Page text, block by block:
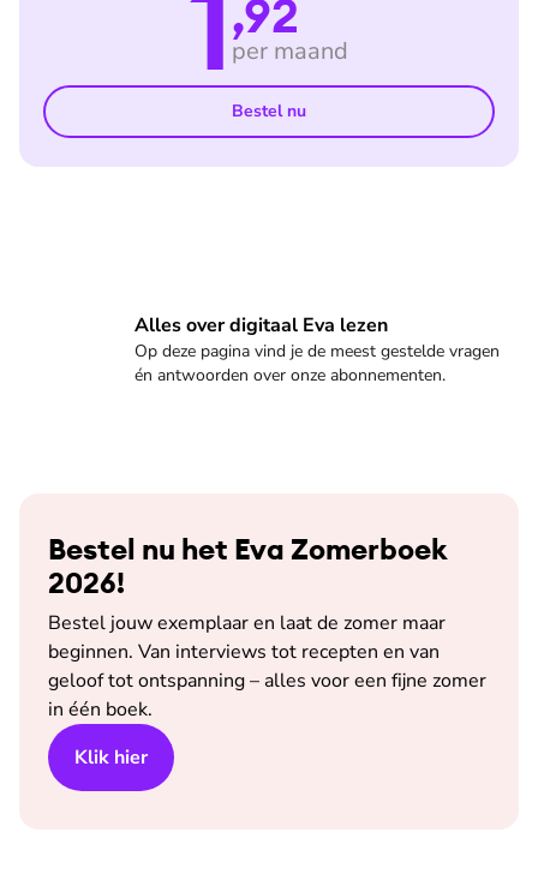
,92
per maand
Bestel nu
Alles over digitaal Eva lezen
Op deze pagina vind je de meest gestelde vragen
én antwoorden over onze abonnementen.
Veelgestelde vragen
Bestel nu het Eva Zomerboek
2026!
Bestel jouw exemplaar en laat de zomer maar
beginnen. Van interviews tot recepten en van
geloof tot ontspanning – alles voor een fijne zomer
in één boek.
Klik hier